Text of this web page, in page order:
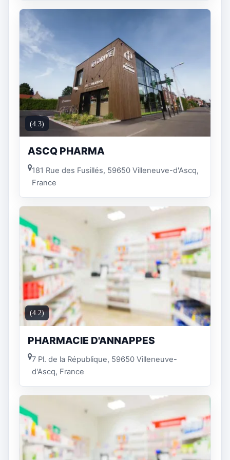
(4.3)
ASCQ PHARMA
181 Rue des Fusillés, 59650 Villeneuve-d'Ascq,
France
(4.2)
PHARMACIE D'ANNAPPES
7 Pl. de la République, 59650 Villeneuve-
d'Ascq, France